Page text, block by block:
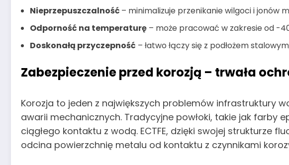
Nieprzepuszczalność – minimalizuje przenikanie wilgoci i jonów
Odporność na temperaturę – może pracować w zakresie od -
Doskonałą przyczepność – łatwo łączy się z podłożem
Zabezpieczenie przed korozją – trwała
Korozja to jeden z największych problemów infrastruktury
awarii mechanicznych. Tradycyjne powłoki, takie jak farby
ciągłego kontaktu z wodą. ECTFE, dzięki swojej strukturze
odcina powierzchnię metalu od kontaktu z czynnikami